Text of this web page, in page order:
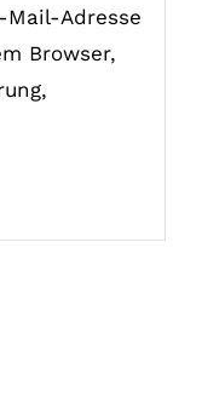
Mail-Adresse
Browser,